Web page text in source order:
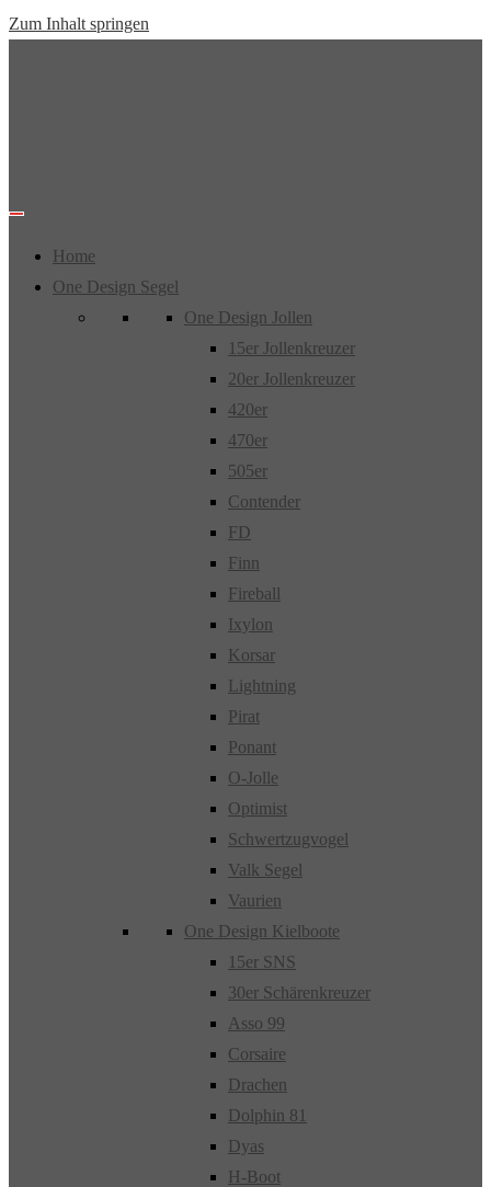
Zum Inhalt springen
Home
One Design Segel
One Design Jollen
15er Jollenkreuzer
20er Jollenkreuzer
420er
470er
505er
Contender
FD
Finn
Fireball
Ixylon
Korsar
Lightning
Pirat
Ponant
O-Jolle
Optimist
Schwertzugvogel
Valk Segel
Vaurien
One Design Kielboote
15er SNS
30er Schärenkreuzer
Asso 99
Corsaire
Drachen
Dolphin 81
Dyas
H-Boot